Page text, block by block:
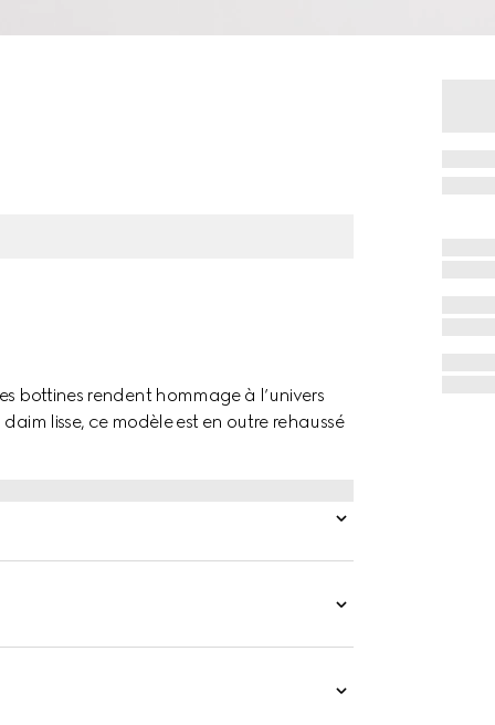
bottines rendent hommage à l’univers
lisse, ce modèle est en outre rehaussé